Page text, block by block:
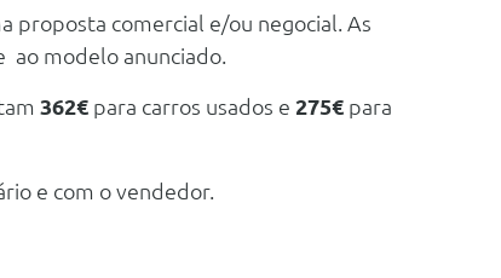
proposta comercial e/ou negocial. As
ao modelo anunciado.
362€para carros usados e 275€para
e com o vendedor.